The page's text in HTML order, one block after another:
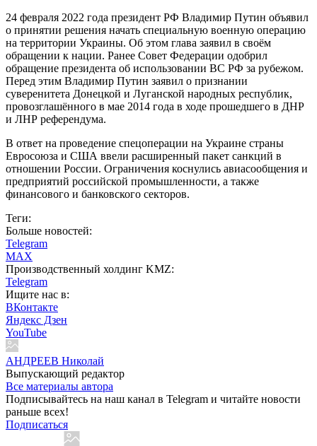
24 февраля 2022 года президент РФ Владимир Путин объявил
о принятии решения начать специальную военную операцию
на территории Украины. Об этом глава заявил в своём
обращении к нации. Ранее Совет Федерации одобрил
обращение президента об использовании ВС РФ за рубежом.
Перед этим Владимир Путин заявил о признании
суверенитета Донецкой и Луганской народных республик,
провозглашённого в мае 2014 года в ходе прошедшего в ДНР
и ЛНР референдума.
В ответ на проведение спецоперации на Украине страны
Евросоюза и США ввели расширенный пакет санкций в
отношении России. Ограничения коснулись авиасообщения и
предприятий российской промышленности, а также
финансового и банковского секторов.
Теги:
Больше новостей:
Telegram
MAX
Производственный холдинг KMZ:
Telegram
Ищите нас в:
ВКонтакте
Яндекс Дзен
YouTube
АНДРЕЕВ Николай
Выпускающий редактор
Все материалы автора
Подписывайтесь на наш канал в Telegram и читайте новости
раньше всех!
Подписаться